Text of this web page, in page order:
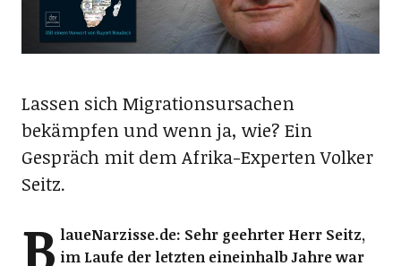
Lassen sich Migrationsursachen
bekämpfen und wenn ja, wie? Ein
Gespräch mit dem Afrika-Experten Volker
Seitz.
B laueNarzisse.de: Sehr geehrter Herr Seitz,
im Laufe der letzten eineinhalb Jahre war